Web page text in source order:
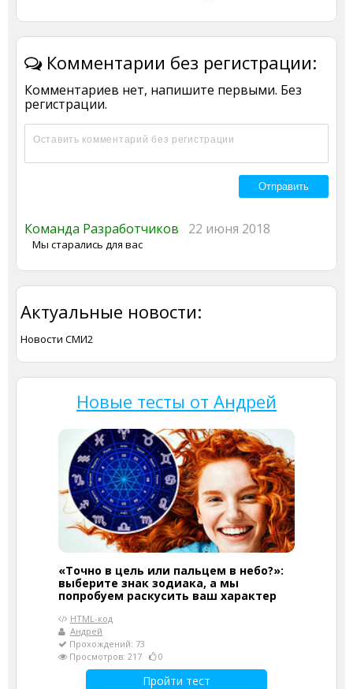
Комментарии без регистрации:
Комментариев нет, напишите первыми. Без
регистрации.
Команда Разработчиков 22 июня 2018
Мы старались для вас
Актуальные новости:
Новости СМИ2
Новые тесты от Андрей
«Точно в цель или пальцем в небо?»:
выберите знак зодиака, а мы
попробуем раскусить ваш характер
HTML-код
Андрей
Прохождений: 73
Просмотров: 217
0
Пройти тест